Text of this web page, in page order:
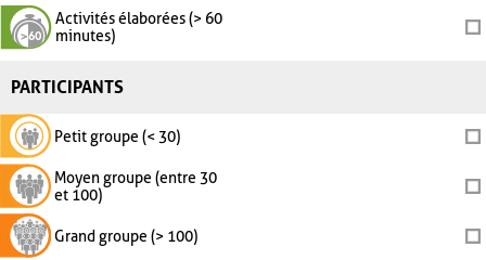
Activités élaborées (> 60
minutes)
PARTICIPANTS
Petit groupe (< 30)
Moyen groupe (entre 30
et 100)
Grand groupe (> 100)